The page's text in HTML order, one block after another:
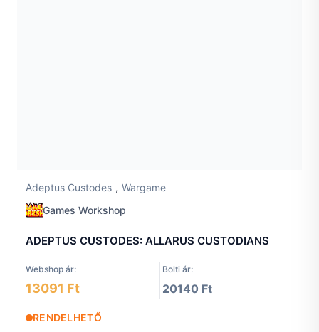
Adeptus Custodes , Wargame
Games Workshop
ADEPTUS CUSTODES: ALLARUS CUSTODIANS
Webshop ár: Bolti ár:
13091 Ft 20140 Ft
RENDELHETŐ